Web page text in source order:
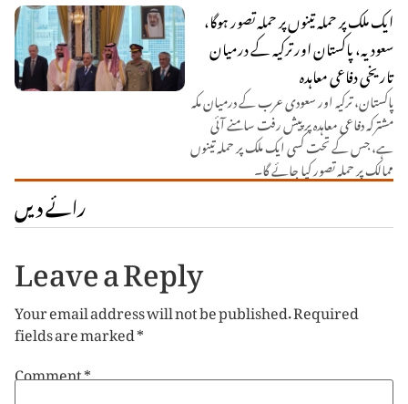
ایک ملک پر حملہ تینوں پر حملہ تصور ہوگا،
سعودیہ، پاکستان اور ترکیہ کے درمیان
تاریخی دفاعی معاہدہ
پاکستان، ترکیہ اور سعودی عرب کے درمیان مکہ
مشترکہ دفاعی معاہدہ پر پیش رفت سامنے آئی
ہے، جس کے تحت کسی ایک ملک پر حملہ تینوں
ممالک پر حملہ تصور کیا جائے گا۔
رائے دیں
Leave a Reply
Your email address will not be published.Required
fields are marked*
Comment*